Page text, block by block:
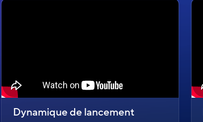
Dynamique de lancement